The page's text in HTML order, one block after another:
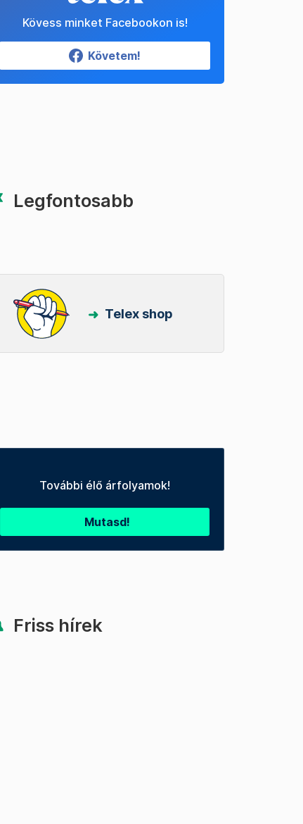
Kövess minket Facebookon is!
Követem!
Legfontosabb
Telex shop
További élő árfolyamok!
Mutasd!
Friss hírek